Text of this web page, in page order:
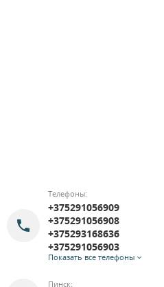
Телефоны:
+375291056909
+375291056908
+375293168636
+375291056903
Показать все телефоны
Пинск: